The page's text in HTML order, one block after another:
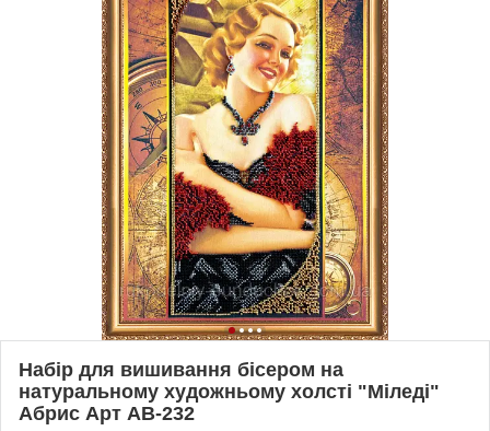
Набір для вишивання бісером на
натуральному художньому холсті "Міледі"
Абрис Арт AB-232